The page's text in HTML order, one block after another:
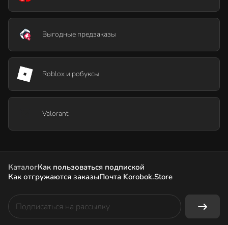
Выгодные предзаказы
Roblox и робуксы
Valorant
КаталогКак пользоваться подпиской
Как отгружаются заказыПочта Korobok.Store